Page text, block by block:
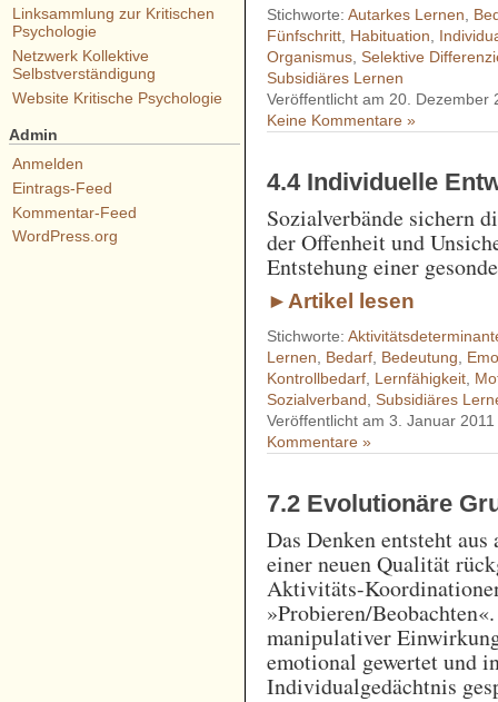
Stichworte:Autarkes Lernen
Fünfschritt Habituation
Organismus ,Selektive
Subsidiäres Lernen
Veröffentlicht am 20. Dezember
Keine Kommentare »
4.4 Individuelle
Sozialverbände sichern
der Offenheit und
Entstehung einer
►Artikel lesen
Stichworte:
Lernen, Bedarf, Bedeutung,
Kontrollbedarf, Lernfähigkeit,
Sozialverband,Subsidiäres
Veröffentlicht am 3. Januar
Kommentare »
7.2 Evolutionäre
Das Denken entsteht
einer neuen Qualität
Aktivitäts-
»Probieren/
manipulativer
emotional gewertet und
Individualgedächtnis
Linksammlung zur Kritischen
Psychologie
Netzwerk Kollektive
Selbstverständigung
Website Kritische Psychologie
Admin
Anmelden
Eintrags-Feed
Kommentar-Feed
WordPress.org